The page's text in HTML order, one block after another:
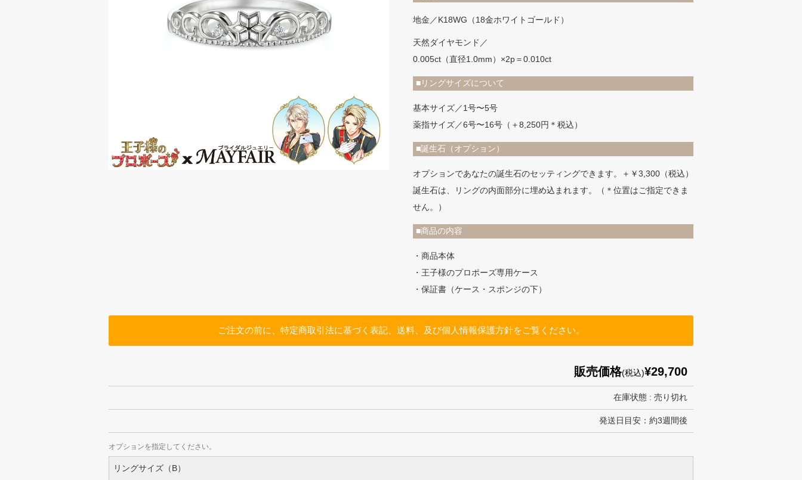
地金／K18WG（18金ホワイトゴールド）
天然ダイヤモンド／
0.005ct（直径1.0mm）×2p＝0.010ct
■リングサイズについて
基本サイズ／1号〜5号
薬指サイズ／6号〜16号（＋8,250円＊税込）
■誕生石（オプション）
オプションであなたの誕生石のセッティングできます。＋￥3,300（税込）
誕生石は、リングの内面部分に埋め込まれます。（＊位置はご指定できま
せん。）
■商品の内容
・商品本体
・王子様のプロポーズ専用ケース
・保証書（ケース・スポンジの下）
ご注文の前に、特定商取引法に基づく表記、送料、及び個人情報保護方針をご覧ください。
販売価格(税込)¥29,700
在庫状態 : 売り切れ
発送日目安：約3週間後
オプションを指定してください。
リングサイズ（B）